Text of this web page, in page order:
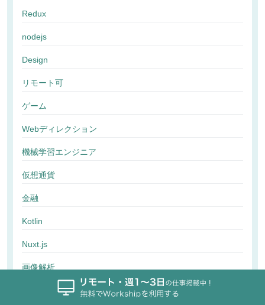
Redux
nodejs
Design
リモート可
ゲーム
Webディレクション
機械学習エンジニア
仮想通貨
金融
Kotlin
Nuxt.js
画像解析